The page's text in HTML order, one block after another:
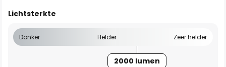
Lichtsterkte
Donker Helder Zeer helder
2000 lumen